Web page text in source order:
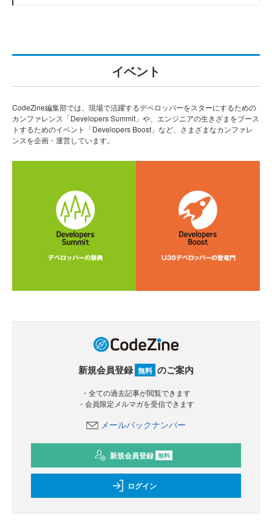
イベント
CodeZine編集部では、現場で活躍するデベロッパーをスターにするための
カンファレンス「Developers Summit」や、エンジニアの生きざまをブース
トするためのイベント「Developers Boost」など、さまざまなカンファレ
ンスを企画・運営しています。
新規会員登録 無料 のご案内
・全ての過去記事が閲覧できます
・会員限定メルマガを受信できます
メールバックナンバー
新規会員登録 無料
ログイン